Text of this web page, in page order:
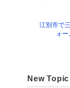
江別市で
ォ
New Topic